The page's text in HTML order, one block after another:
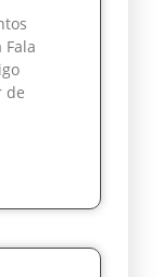
de